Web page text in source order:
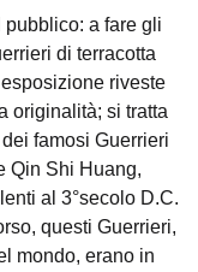
a fare gli
di terracotta
riveste
originalità; si tratta
famosi Guerrieri
Qin Shi Huang,
al 3°secolo D.C.
questi Guerrieri,
mondo, erano in